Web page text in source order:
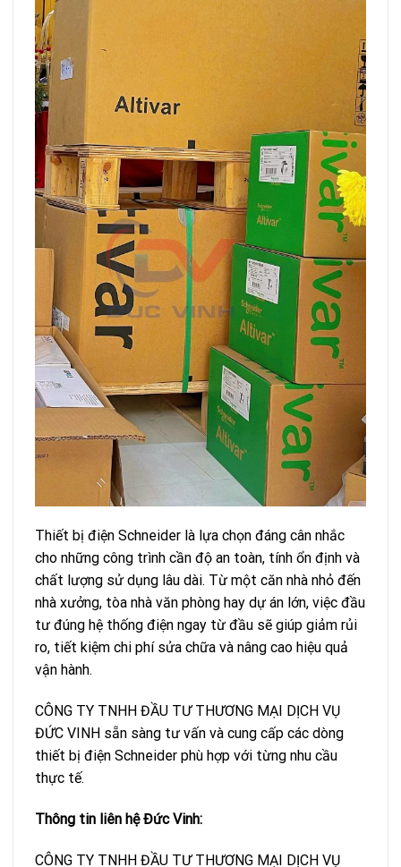
Thiết bị điện Schneider là lựa chọn đáng cân nhắc
cho những công trình cần độ an toàn, tính ổn định và
chất lượng sử dụng lâu dài. Từ một căn nhà nhỏ đến
nhà xưởng, tòa nhà văn phòng hay dự án lớn, việc đầu
tư đúng hệ thống điện ngay từ đầu sẽ giúp giảm rủi
ro, tiết kiệm chi phí sửa chữa và nâng cao hiệu quả
vận hành.
CÔNG TY TNHH ĐẦU TƯ THƯƠNG MẠI DỊCH VỤ
ĐỨC VINH sẵn sàng tư vấn và cung cấp các dòng
thiết bị điện Schneider phù hợp với từng nhu cầu
thực tế.
Thông tin liên hệ Đức Vinh:
CÔNG TY TNHH ĐẦU TƯ THƯƠNG MẠI DỊCH VỤ